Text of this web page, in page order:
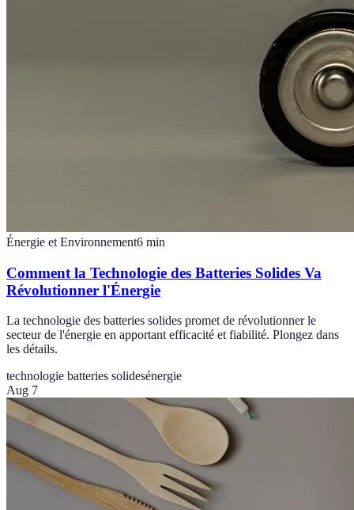
Énergie et Environnement6 min
Comment la Technologie des Batteries Solides Va
Révolutionner l'Énergie
La technologie des batteries solides promet de révolutionner le
secteur de l'énergie en apportant efficacité et fiabilité. Plongez dans
les détails.
technologie batteries solidesénergie
Aug 7